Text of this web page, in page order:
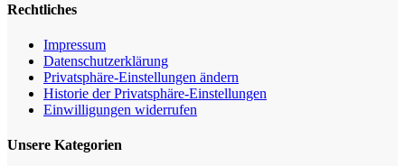
Rechtliches
Impressum
Datenschutzerklärung
Privatsphäre-Einstellungen ändern
Historie der Privatsphäre-Einstellungen
Einwilligungen widerrufen
Unsere Kategorien